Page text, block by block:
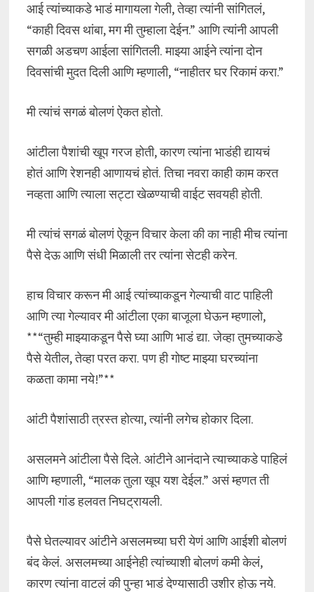
आई त्यांच्याकडे भाडं मागायला गेली, तेव्हा त्यांनी सांगितलं,
“काही दिवस थांबा, मग मी तुम्हाला देईन.” आणि त्यांनी आपली
सगळी अडचण आईला सांगितली. माझ्या आईने त्यांना दोन
दिवसांची मुदत दिली आणि म्हणाली, “नाहीतर घर रिकामं करा.”
मी त्यांचं सगळं बोलणं ऐकत होतो.
आंटीला पैशांची खूप गरज होती, कारण त्यांना भाडंही द्यायचं
होतं आणि रेशनही आणायचं होतं. तिचा नवरा काही काम करत
नव्हता आणि त्याला सट्टा खेळण्याची वाईट सवयही होती.
मी त्यांचं सगळं बोलणं ऐकून विचार केला की का नाही मीच त्यांना
पैसे देऊ आणि संधी मिळाली तर त्यांना सेटही करेन.
हाच विचार करून मी आई त्यांच्याकडून गेल्याची वाट पाहिली
आणि त्या गेल्यावर मी आंटीला एका बाजूला घेऊन म्हणालो,
**“तुम्ही माझ्याकडून पैसे घ्या आणि भाडं द्या. जेव्हा तुमच्याकडे
पैसे येतील, तेव्हा परत करा. पण ही गोष्ट माझ्या घरच्यांना
कळता कामा नये!”**
आंटी पैशांसाठी त्रस्त होत्या, त्यांनी लगेच होकार दिला.
असलमने आंटीला पैसे दिले. आंटीने आनंदाने त्याच्याकडे पाहिलं
आणि म्हणाली, “मालक तुला खूप यश देईल.” असं म्हणत ती
आपली गांड हलवत निघट्रायली.
पैसे घेतल्यावर आंटीने असलमच्या घरी येणं आणि आईशी बोलणं
बंद केलं. असलमच्या आईनेही त्यांच्याशी बोलणं कमी केलं,
कारण त्यांना वाटलं की पुन्हा भाडं देण्यासाठी उशीर होऊ नये.